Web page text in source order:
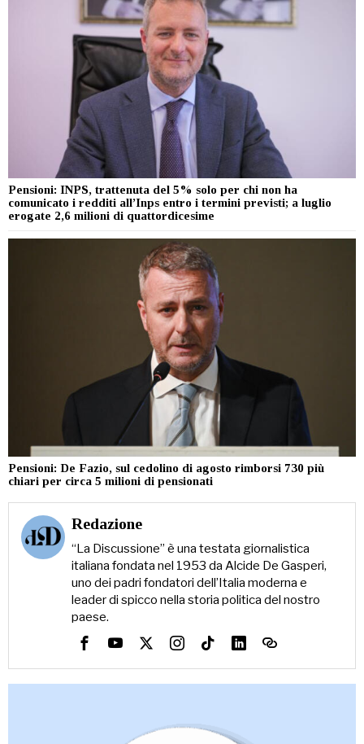
Pensioni: INPS, trattenuta del 5% solo per chi non ha
comunicato i redditi all’Inps entro i termini previsti; a luglio
erogate 2,6 milioni di quattordicesime
Pensioni: De Fazio, sul cedolino di agosto rimborsi 730 più
chiari per circa 5 milioni di pensionati
Redazione
“La Discussione” è una testata giornalistica
italiana fondata nel 1953 da Alcide De Gasperi,
uno dei padri fondatori dell’Italia moderna e
leader di spicco nella storia politica del nostro
paese.